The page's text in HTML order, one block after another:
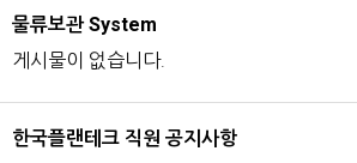
물류보관 System
게시물이 없습니다.
한국플랜테크 직원 공지사항